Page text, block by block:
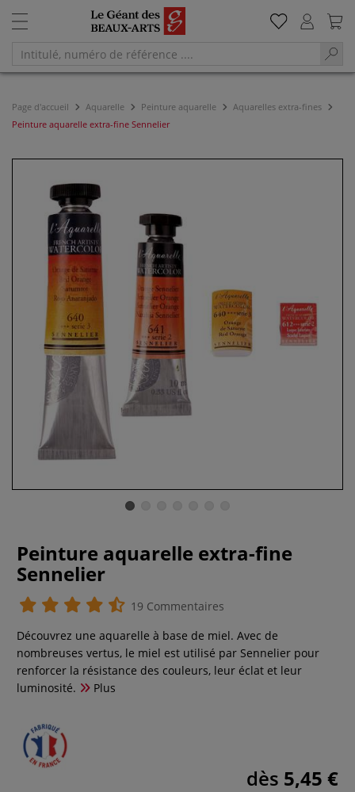
Page d'accueil Aquarelle Peinture aquarelle
Aquarelles extra-fines
Peinture aquarelle extra-fine Sennelier
Peinture aquarelle extra-fine
Sennelier
19 Commentaires
Découvrez une aquarelle à base de miel. Avec de
nombreuses vertus, le miel est utilisé par Sennelier pour
renforcer la résistance des couleurs, leur éclat et leur
luminosité.
Plus
dès 5,45 €